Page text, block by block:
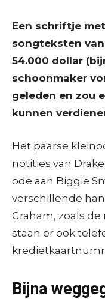
Een schriftje
songteksten
54.000 dollar
schoonmaker
geleden en zou
kunnen
Het paarse
notities van
ode aan Biggie
verschillende
Graham, zoals
staan er ook
Bijna